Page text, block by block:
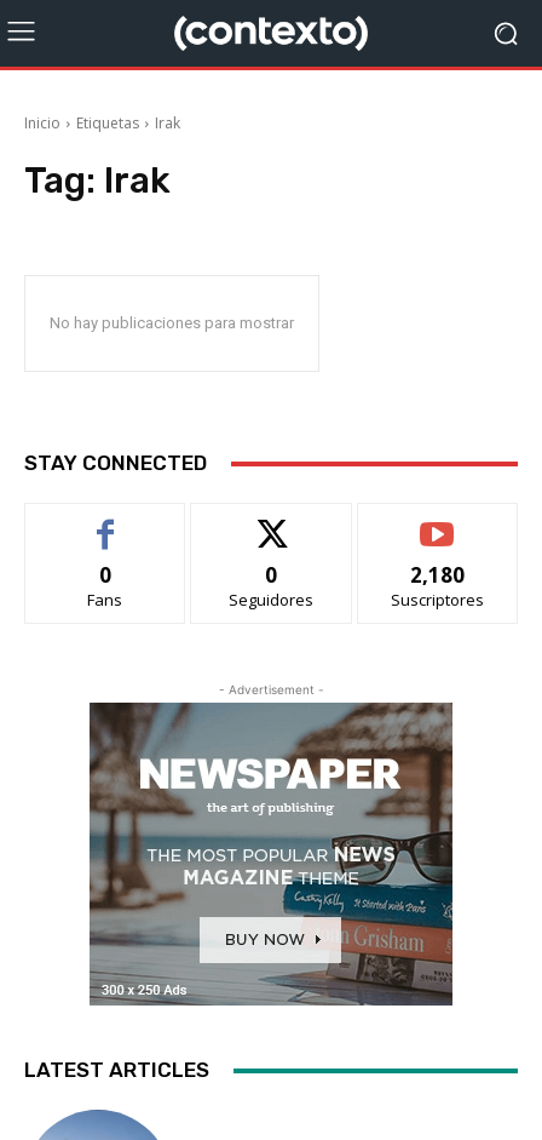
Inicio Etiquetas Irak
Tag: Irak
No hay publicaciones para mostrar
STAY CONNECTED
0
Fans
0
Seguidores
2,180
Suscriptores
- Advertisement -
LATEST ARTICLES